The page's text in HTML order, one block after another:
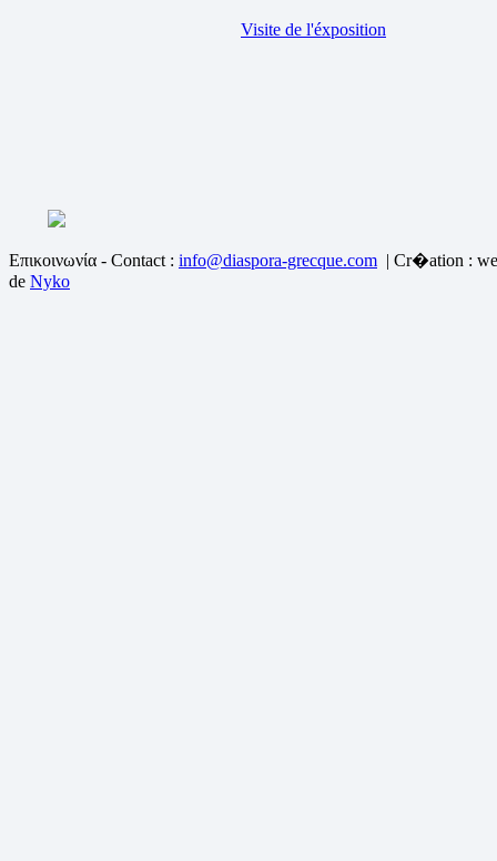
Visite de l'éxposition
Επικοινωνία - Contact : info@diaspora-grecque.com | Cr�ation :
de Nyko